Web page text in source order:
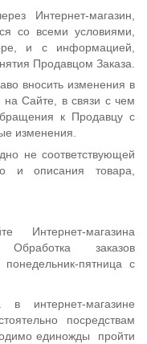
Интернет-магазин,
со всеми условиями,
и с информацией,
Продавцом Заказа.
вносить изменения в
Сайте, в связи с чем
к Продавцу с
изменения.
не соответствующей
и описания товара,
магазина
Обработка заказов
пятница с
интернет-магазине
посредствам
единожды пройти